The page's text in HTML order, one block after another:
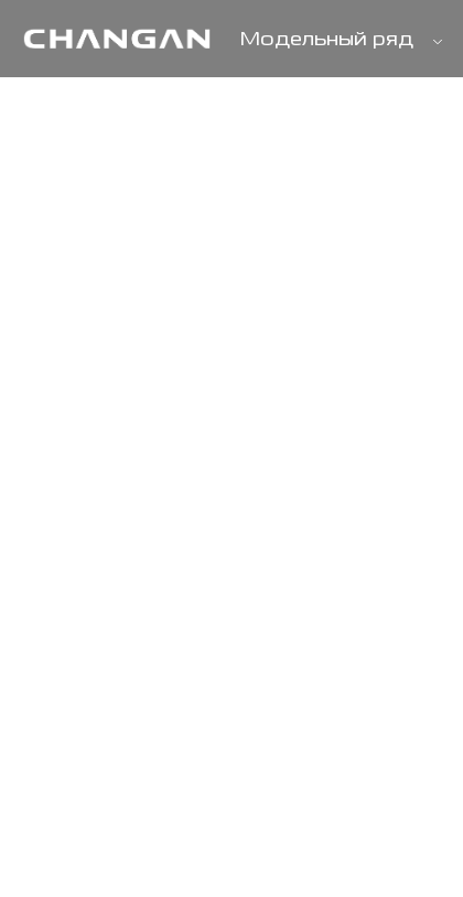
Модельный ряд